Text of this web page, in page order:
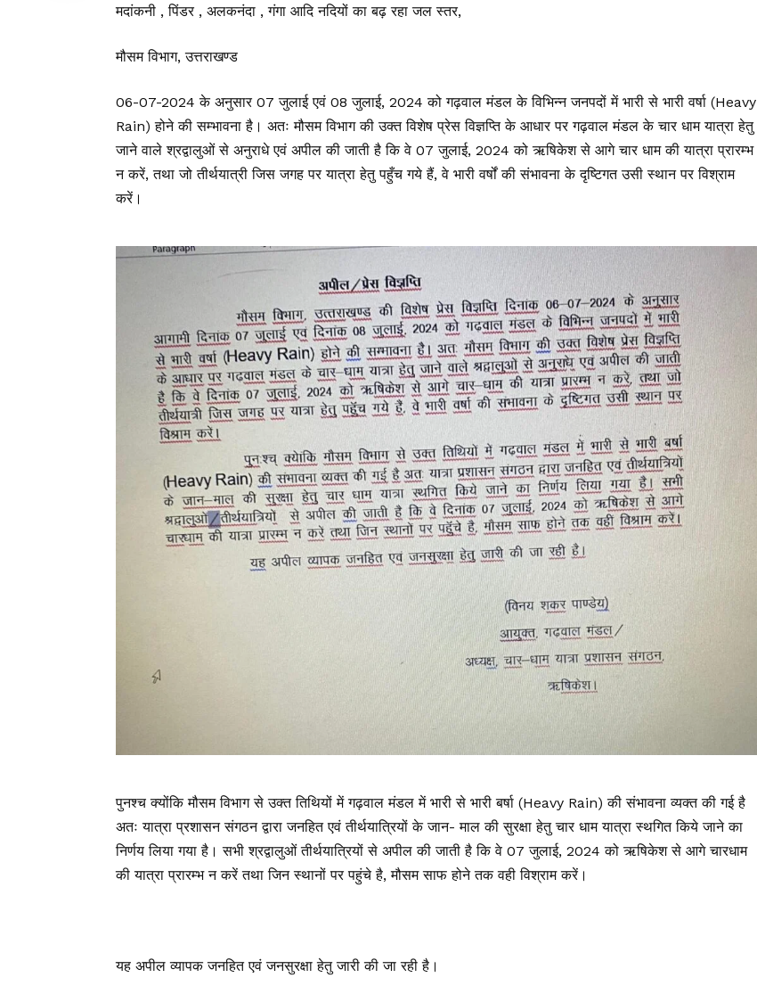
मदांकनी , पिंडर , अलकनंदा , गंगा आदि नदियों का बढ़ रहा जल स्तर,
मौसम विभाग, उत्तराखण्ड
06-07-2024 के अनुसार 07 जुलाई एवं 08 जुलाई, 2024 को गढ़वाल मंडल के विभिन्न जनपदों में भारी से भारी वर्षा (Heavy
Rain) होने की सम्भावना है। अतः मौसम विभाग की उक्त विशेष प्रेस विज्ञप्ति के आधार पर गढ़वाल मंडल के चार धाम यात्रा हेतु
जाने वाले श्रद्वालुओं से अनुराधे एवं अपील की जाती है कि वे 07 जुलाई, 2024 को ऋषिकेश से आगे चार धाम की यात्रा प्रारम्भ
न करें, तथा जो तीर्थयात्री जिस जगह पर यात्रा हेतु पहुँच गये हैं, वे भारी वर्षों की संभावना के दृष्टिगत उसी स्थान पर विश्राम
करें।
पुनश्च क्योंकि मौसम विभाग से उक्त तिथियों में गढ़वाल मंडल में भारी से भारी बर्षा (Heavy Rain) की संभावना व्यक्त की गई है
अतः यात्रा प्रशासन संगठन द्वारा जनहित एवं तीर्थयात्रियों के जान- माल की सुरक्षा हेतु चार धाम यात्रा स्थगित किये जाने का
निर्णय लिया गया है। सभी श्रद्वालुओं तीर्थयात्रियों से अपील की जाती है कि वे 07 जुलाई, 2024 को ऋषिकेश से आगे चारधाम
की यात्रा प्रारम्भ न करें तथा जिन स्थानों पर पहुंचे है, मौसम साफ होने तक वही विश्राम करें।
यह अपील व्यापक जनहित एवं जनसुरक्षा हेतु जारी की जा रही है।